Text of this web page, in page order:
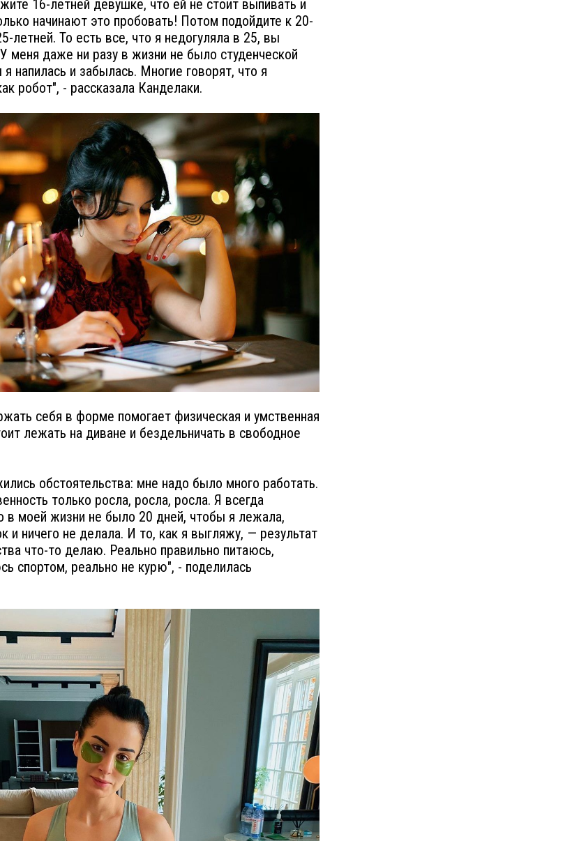
16-летней девушке, что ей не стоит выпивать и
начинают это пробовать! Потом подойдите к 20-
летней. То есть все, что я недогуляла в 25, вы
меня даже ни разу в жизни не было студенческой
напилась и забылась. Многие говорят, что я
робот", - рассказала Канделаки.
себя в форме помогает физическая и умственная
лежать на диване и бездельничать в свободное
обстоятельства: мне надо было много работать.
только росла, росла, росла. Я всегда
в моей жизни не было 20 дней, чтобы я лежала,
и ничего не делала. И то, как я выгляжу, — результат
что-то делаю. Реально правильно питаюсь,
спортом, реально не курю", - поделилась